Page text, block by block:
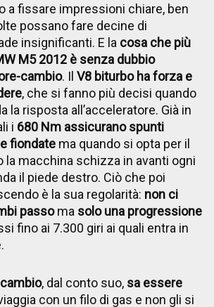
a fissare impressioni chiare, ben
possano fare decine di
insignificanti. E la cosa che più
M5 2012 è senza dubbio
cambio. IlV8 biturbo ha forza e
, che si fanno più decisi quando
la risposta all’acceleratore. Già in
i 680 Nm assicurano spunti
fiondate ma quando si opta per il
la macchina schizza in avanti ogni
il piede destro. Ciò che poi
è la sua regolarità: non ci
passoma solo una progressione
fino ai 7.300 giri ai quali entra in
cambio, dal conto suo, sa essere
con un filo di gas e non gli si